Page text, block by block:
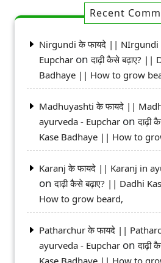
Recent
Nirgundi के फायदे || NIrgundi
Eupchar onदाढ़ी कैसे बढ़ाए? ||
Badhaye || How to grow
Madhuyashti के फायदे ||
ayurveda - Eupchar onदाढ़ी
Kase Badhaye || How to
Karanj के फायदे || Karanj in
onदाढ़ी कैसे बढ़ाए? || Dadhi
How to grow beard,
Patharchur के फायदे ||
ayurveda - Eupchar onदाढ़ी